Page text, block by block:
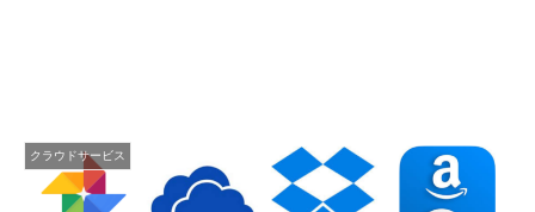
クラウドサービス